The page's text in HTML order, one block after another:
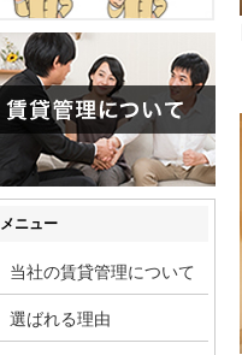
メニュー
当社の賃貸管理について
選ばれる理由